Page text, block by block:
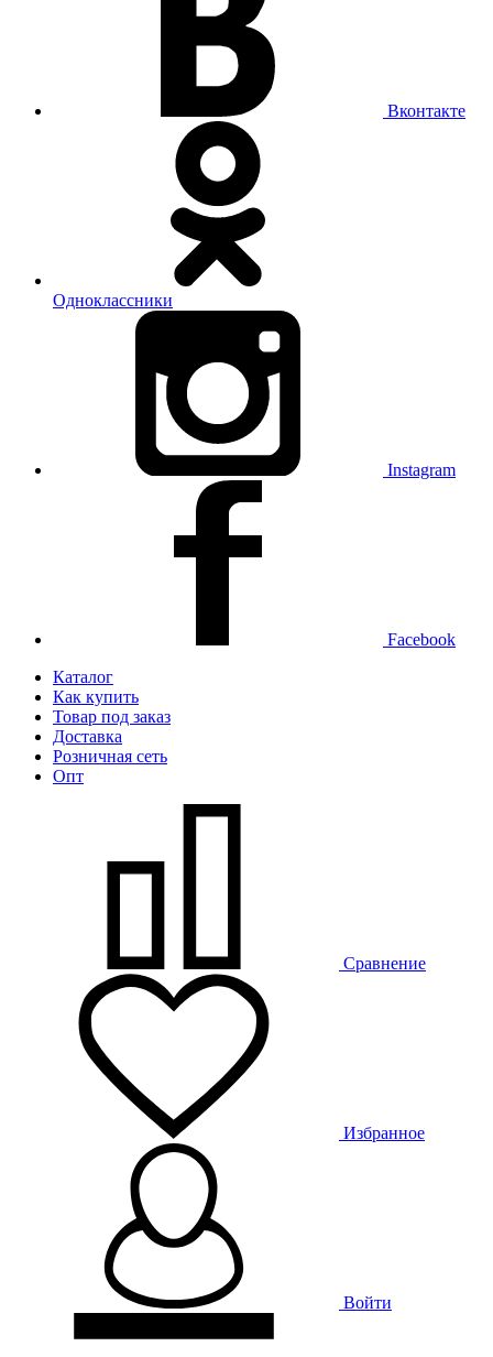
Вконтакте
Одноклассники
Instagram
Facebook
Каталог
Как купить
Товар под заказ
Доставка
Розничная сеть
Опт
Сравнение
Избранное
Войти